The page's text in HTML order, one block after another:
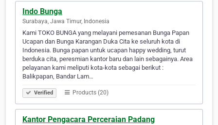
Indo Bunga
Surabaya, Jawa Timur, Indonesia
Kami TOKO BUNGA yang melayani pemesanan Bunga Papan
Ucapan dan Bunga Karangan Duka Cita ke seluruh kota di
Indonesia. Bunga papan untuk ucapan happy wedding, turut
berduka cita, peresmian kantor baru dan lain sebagainya. Area
pelayanan kami meliputi kota-kota sebagai berikut :
Balikpapan, Bandar Lam…
Verified Products (20)
Kantor Pengacara Perceraian Padang